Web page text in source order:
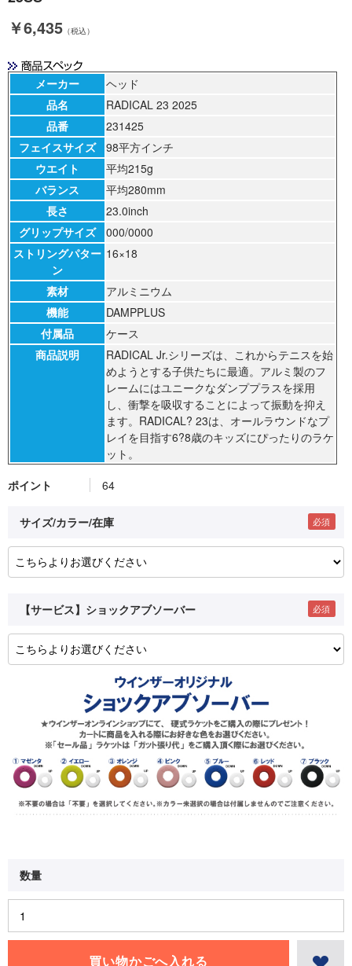
￥6,435 （税込）
ポイント 64
【サービス】ショックアブソーバー
サイズ/カラー/在庫
メーカー
ヘッド
品名
RADICAL 23 2025
品番
231425
フェイスサイズ
98平方インチ
ウエイト
平均215g
バランス
平均280mm
長さ
23.0inch
グリップサイズ
000/0000
ストリングパター
ン
16×18
素材
アルミニウム
機能
DAMPPLUS
付属品
ケース
商品説明
RADICAL Jr.シリーズは、これからテニスを始
めようとする子供たちに最適。アルミ製のフ
レームにはユニークなダンププラスを採用
し、衝撃を吸収することによって振動を抑え
ます。RADICAL? 23は、オールラウンドなプ
レイを目指す6?8歳のキッズにぴったりのラケ
ット。